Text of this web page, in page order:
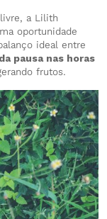
a Lilith
oportunidade
ideal entre
pausa nas horas
frutos.